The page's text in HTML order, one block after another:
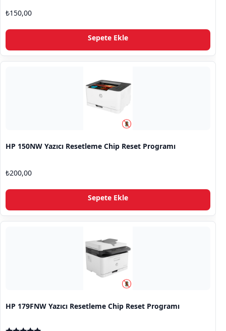
₺150,00
Sepete Ekle
HP 150NW Yazıcı Resetleme Chip Reset Programı
₺200,00
Sepete Ekle
HP 179FNW Yazıcı Resetleme Chip Reset Programı